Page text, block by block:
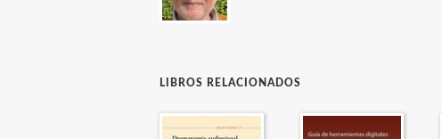
LIBROS RELACIONADOS